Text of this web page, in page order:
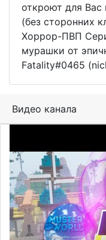
откроют для
(без сторонних
Хоррор-ПВП
мурашки от
Fatality#0465
Видео канала